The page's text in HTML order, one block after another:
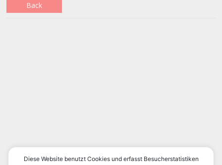
Back
Diese Website benutzt Cookies und erfasst Besucherstatistiken